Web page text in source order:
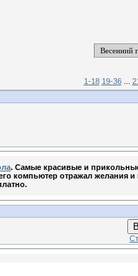
Весенний
1-18 19-36
. Самые красивые и
компьютер отражал желания